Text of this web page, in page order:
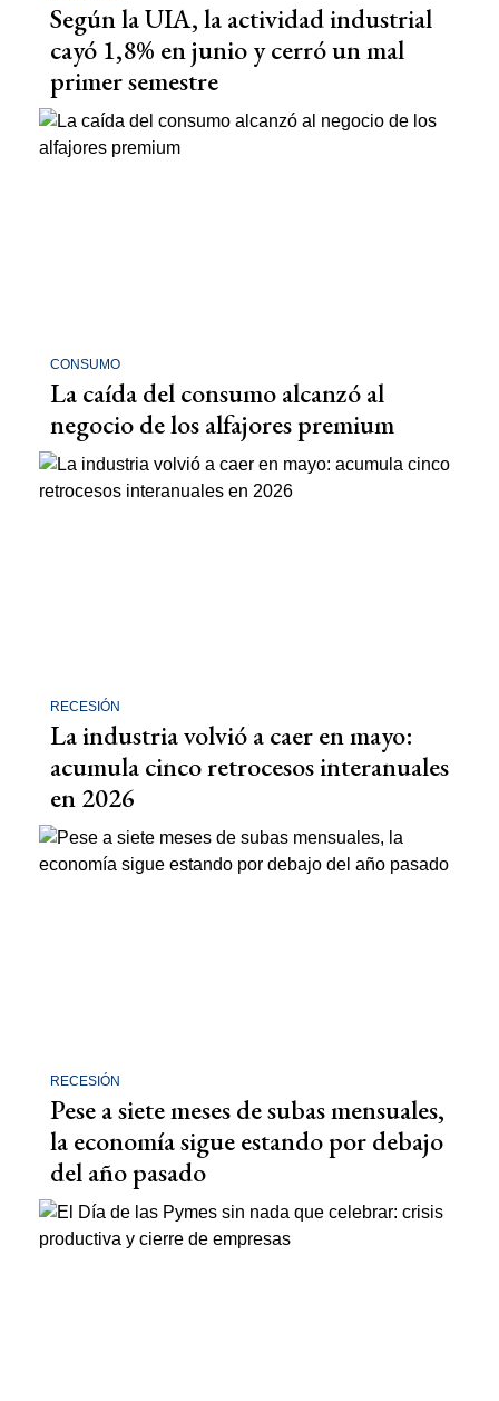
Según la UIA, la actividad industrial
cayó 1,8% en junio y cerró un mal
primer semestre
CONSUMO
La caída del consumo alcanzó al
negocio de los alfajores premium
RECESIÓN
La industria volvió a caer en mayo:
acumula cinco retrocesos interanuales
en 2026
RECESIÓN
Pese a siete meses de subas mensuales,
la economía sigue estando por debajo
del año pasado